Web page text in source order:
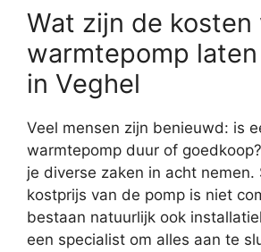
Wat zijn de kosten
warmtepomp
in Veghel
Veel mensen zijn benieuwd: is
warmtepomp duur of
je diverse zaken in acht nemen.
kostprijs van de pomp is niet
bestaan natuurlijk ook
een specialist om alles aan te